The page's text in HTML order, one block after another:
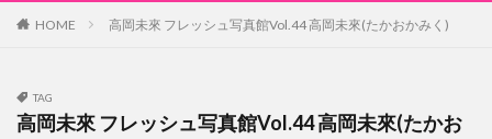
HOME 高岡未來 フレッシュ写真館Vol.44 高岡未來(たかおかみく)
TAG
高岡未來 フレッシュ写真館Vol.44 高岡未來(たかお